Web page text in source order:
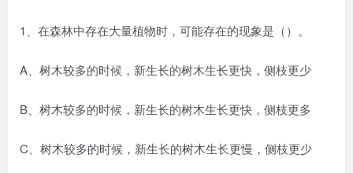
1、在森林中存在大量植物时，可能存在的现象是（）。
A、树木较多的时候，新生长的树木生长更快，侧枝更少
B、树木较多的时候，新生长的树木生长更快，侧枝更多
C、树木较多的时候，新生长的树木生长更慢，侧枝更少